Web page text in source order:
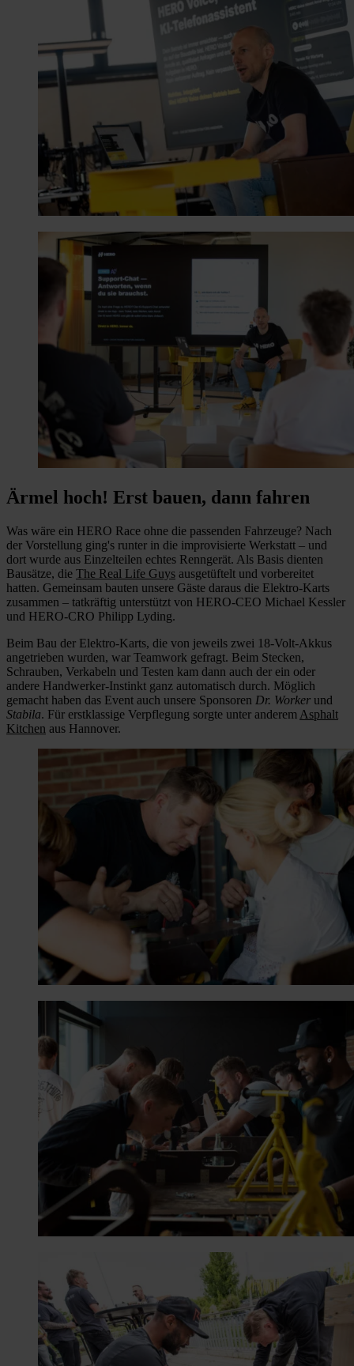
Ärmel hoch! Erst bauen, dann fahren
Was wäre ein HERO Race ohne die passenden Fahrzeuge? Nach
der Vorstellung ging's runter in die improvisierte Werkstatt – und
dort wurde aus Einzelteilen echtes Renngerät. Als Basis dienten
Bausätze, die The Real Life Guys ausgetüftelt und vorbereitet
hatten. Gemeinsam bauten unsere Gäste daraus die Elektro-Karts
zusammen – tatkräftig unterstützt von HERO-CEO Michael Kessler
und HERO-CRO Philipp Lyding.
Beim Bau der Elektro-Karts, die von jeweils zwei 18-Volt-Akkus
angetrieben wurden, war Teamwork gefragt. Beim Stecken,
Schrauben, Verkabeln und Testen kam dann auch der ein oder
andere Handwerker-Instinkt ganz automatisch durch. Möglich
gemacht haben das Event auch unsere Sponsoren Dr. Worker und
Stabila. Für erstklassige Verpflegung sorgte unter anderem Asphalt
Kitchen aus Hannover.